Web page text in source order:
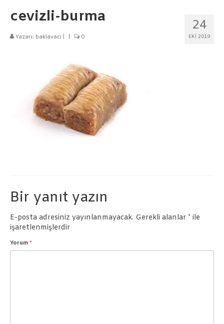
Katalog
Baklavalar
Tulumba
Börekler
Pastalar
24
EKI 2019
cevizli-burma
Yazarı: baklavaci 0
Bir yanıt yazın
E-posta adresiniz yayınlanmayacak. Gerekli alanlar * ile
işaretlenmişlerdir
Yorum *